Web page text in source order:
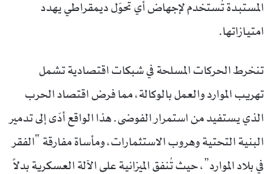
المستبدة تُستخدم لإجهاض أي تحوّل ديمقراطي يهدد
امتيازاتها.
تنخرط الحركات المسلحة في شبكات اقتصادية تشمل
تهريب الموارد والعمل بالوكالة، مما فرض اقتصاد الحرب
الذي يستفيد من استمرار الفوضى. هذا الواقع أدّى إلى تدمير
البنية التحتية وهروب الاستثمارات، ومأساة مفارقة “الفقر
في بلاد الموارد”، حيث تُنفق الميزانية على الآلة العسكرية بدلاً